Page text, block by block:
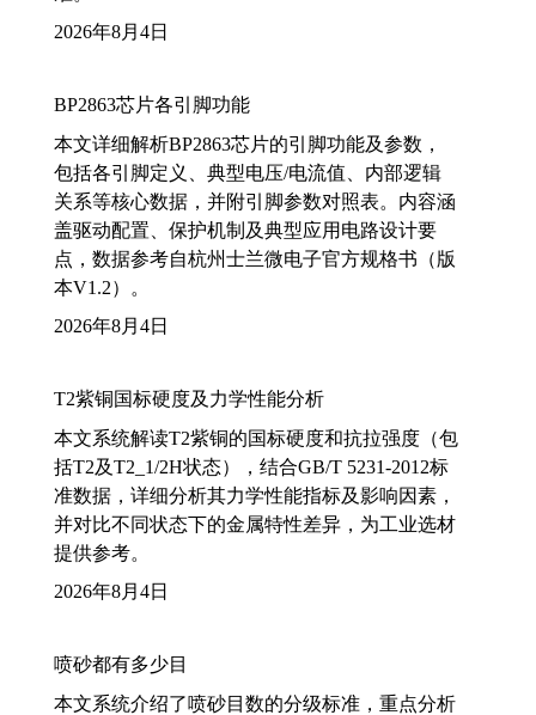
2026年8月4日
BP2863芯片各引脚功能
本文详细解析BP2863芯片的引脚功能及参数，
包括各引脚定义、典型电压/电流值、内部逻辑
关系等核心数据，并附引脚参数对照表。内容涵
盖驱动配置、保护机制及典型应用电路设计要
点，数据参考自杭州士兰微电子官方规格书（版
本V1.2）。
2026年8月4日
T2紫铜国标硬度及力学性能分析
本文系统解读T2紫铜的国标硬度和抗拉强度（包
括T2及T2_1/2H状态），结合GB/T 5231-2012标
准数据，详细分析其力学性能指标及影响因素，
并对比不同状态下的金属特性差异，为工业选材
提供参考。
2026年8月4日
喷砂都有多少目
本文系统介绍了喷砂目数的分级标准，重点分析